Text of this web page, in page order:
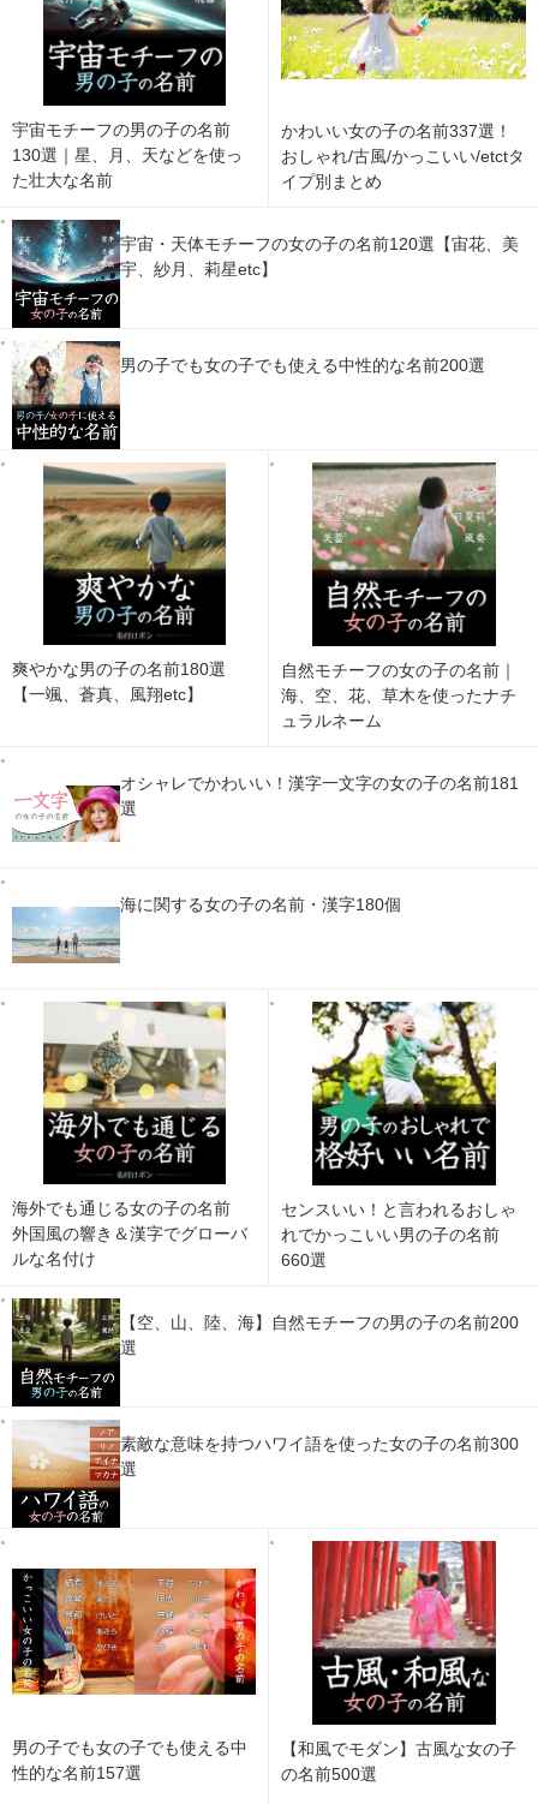
宇宙モチーフの男の子の名前
130選｜星、月、天などを使っ
た壮大な名前
かわいい女の子の名前337選！
おしゃれ/古風/かっこいい/etctタ
イプ別まとめ
宇宙・天体モチーフの女の子の名前120選【宙花、美
宇、紗月、莉星etc】
男の子でも女の子でも使える中性的な名前200選
爽やかな男の子の名前180選
【一颯、蒼真、風翔etc】
自然モチーフの女の子の名前｜
海、空、花、草木を使ったナチ
ュラルネーム
オシャレでかわいい！漢字一文字の女の子の名前181
選
海に関する女の子の名前・漢字180個
海外でも通じる女の子の名前
外国風の響き＆漢字でグローバ
ルな名付け
センスいい！と言われるおしゃ
れでかっこいい男の子の名前
660選
【空、山、陸、海】自然モチーフの男の子の名前200
選
素敵な意味を持つハワイ語を使った女の子の名前300
選
男の子でも女の子でも使える中
性的な名前157選
【和風でモダン】古風な女の子
の名前500選